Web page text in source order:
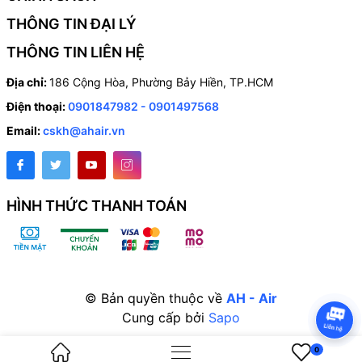
LẮP ĐẶT QUẠT HƯỚNG TRỤC TRÊN MÁI
Lắp đặt quạt để cung cấp không khí trực tiếp vào khu vực
cầu thang hoặc các hệ thống cần lưu lượng lớn.
THÔNG TIN ĐẠI LÝ
THÔNG TIN LIÊN HỆ
Địa chỉ:186 Cộng Hòa, Phường Bảy Hiền, TP.HCM
Điện thoại:0901847982 - 0901497568
Email:cskh@ahair.vn
HÌNH THỨC THANH TOÁN
© Bản quyền thuộc về AH - Air
Cung cấp bởi Sapo
0